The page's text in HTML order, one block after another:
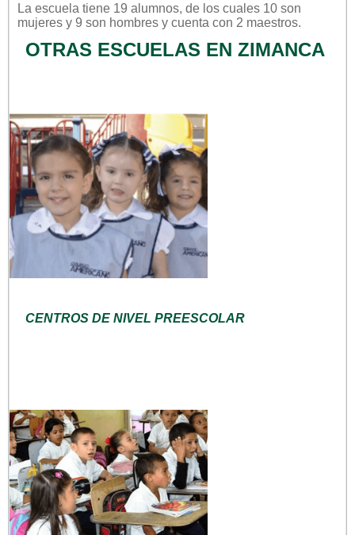
La escuela tiene 19 alumnos, de los cuales 10 son
mujeres y 9 son hombres y cuenta con 2 maestros.
OTRAS ESCUELAS EN ZIMANCA
CENTROS DE NIVEL PREESCOLAR